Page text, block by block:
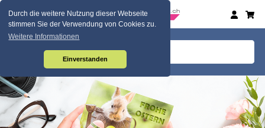
Durch die weitere Nutzung dieser Webseite
stimmen Sie der Verwendung von Cookies zu.
Weitere Informationen
Einverstanden